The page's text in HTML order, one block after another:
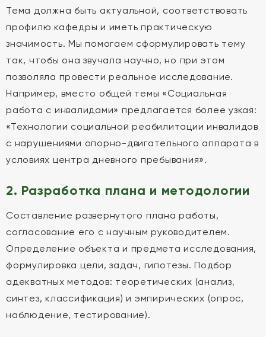
Тема должна быть актуальной, соответствовать
профилю кафедры и иметь практическую
значимость. Мы помогаем сформулировать тему
так, чтобы она звучала научно, но при этом
позволяла провести реальное исследование.
Например, вместо общей темы «Социальная
работа с инвалидами» предлагается более узкая:
«Технологии социальной реабилитации инвалидов
с нарушениями опорно-двигательного аппарата в
условиях центра дневного пребывания».
2. Разработка плана и методологии
Составление развернутого плана работы,
согласование его с научным руководителем.
Определение объекта и предмета исследования,
формулировка цели, задач, гипотезы. Подбор
адекватных методов: теоретических (анализ,
синтез, классификация) и эмпирических (опрос,
наблюдение, тестирование).